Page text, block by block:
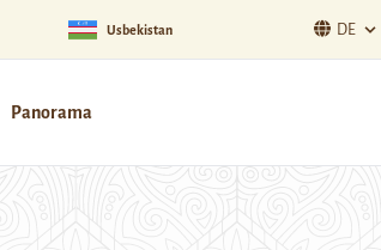
Usbekistan DE
Panorama